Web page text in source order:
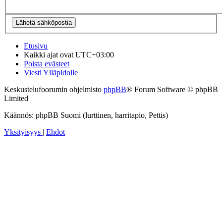
Etusivu
Kaikki ajat ovatUTC+03:00
Poista evästeet
Viesti Ylläpidolle
Keskustelufoorumin ohjelmisto phpBB® Forum Software © phpBB
Limited
Käännös: phpBB Suomi (lurttinen, harritapio, Pettis)
Yksityisyys
Ehdot